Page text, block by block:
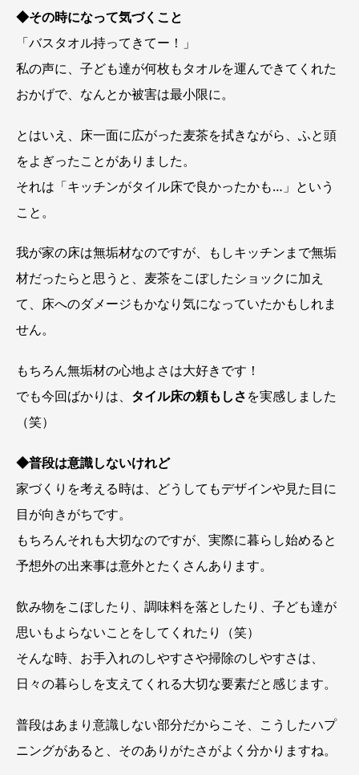
◆その時になって気づくこと
「バスタオル持ってきてー！」
私の声に、子ども達が何枚もタオルを運んできてくれた
おかげで、なんとか被害は最小限に。
とはいえ、床一面に広がった麦茶を拭きながら、ふと頭
をよぎったことがありました。
それは「キッチンがタイル床で良かったかも…」という
こと。
我が家の床は無垢材なのですが、もしキッチンまで無垢
材だったらと思うと、麦茶をこぼしたショックに加え
て、床へのダメージもかなり気になっていたかもしれま
せん。
もちろん無垢材の心地よさは大好きです！
でも今回ばかりは、 タイル床の頼もしさを実感しました
（笑）
◆普段は意識しないけれど
家づくりを考える時は、どうしてもデザインや見た目に
目が向きがちです。
もちろんそれも大切なのですが、実際に暮らし始めると
予想外の出来事は意外とたくさんあります。
飲み物をこぼしたり、調味料を落としたり、子ども達が
思いもよらないことをしてくれたり（笑）
そんな時、お手入れのしやすさや掃除のしやすさは、
日々の暮らしを支えてくれる大切な要素だと感じます。
普段はあまり意識しない部分だからこそ、こうしたハプ
ニングがあると、そのありがたさがよく分かりますね。